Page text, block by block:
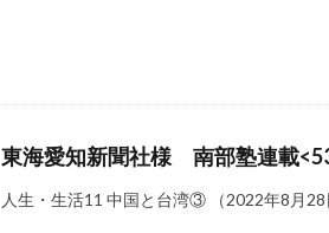
東海愛知新聞社様 南部塾連載
人生・生活11 中国と台湾③ （2022年8月28